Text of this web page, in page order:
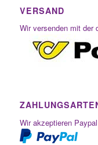
VERSAND
Wir versenden mit der
Wir akzeptieren